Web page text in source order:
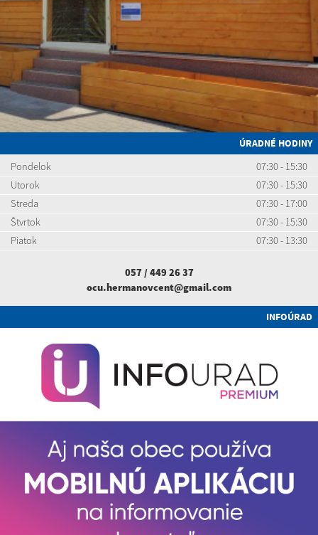
ÚRADNÉ HODINY
Pondelok
07:30 - 15:30
Utorok
07:30 - 15:30
Streda
07:30 - 17:00
Štvrtok
07:30 - 15:30
Piatok
07:30 - 13:30
057 / 449 26 37
ocu.hermanovcent@gmail.com
INFOÚRAD